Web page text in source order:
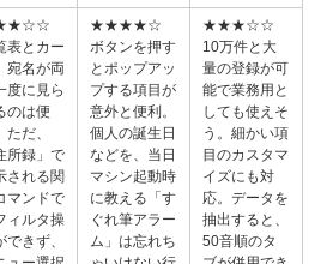
表とカー
宛名が両
度に見ら
のは便
ただ、
所録」で
される関
マンドで
ィルタ操
できず、
★★★★☆
ボタンを押す
とポップアッ
プする項目が
意外と便利。
個人の誕生日
などを、当日
マシン起動時
に教える「す
ぐれ筆アラー
ム」は忘れち
★★★☆☆
10万件と大
量の登録が可
能で業務用と
しても使えそ
う。細かい項
目のカスタマ
イズにも対
応。データを
抽出すると、
50音順のタ